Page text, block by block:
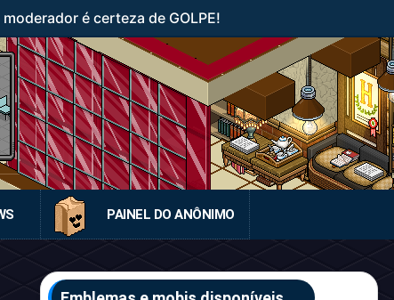
é certeza de GOLPE!
PAINEL DO ANÔNIMO